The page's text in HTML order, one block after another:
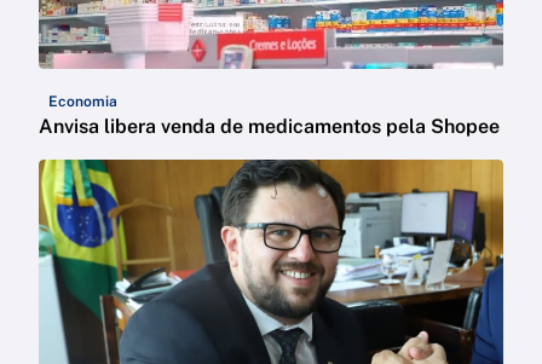
Economia
Anvisa libera venda de medicamentos pela Shopee